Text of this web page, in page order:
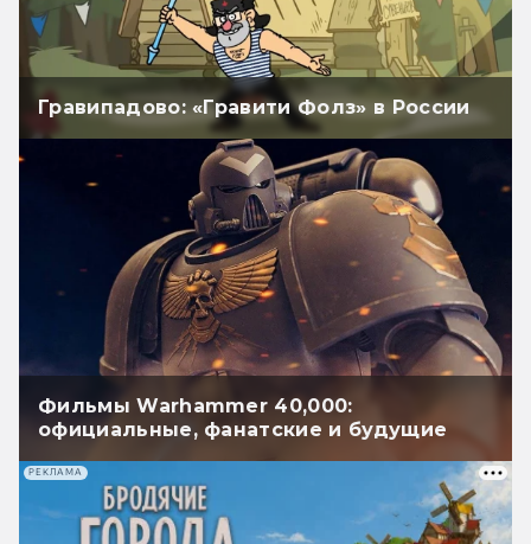
Гравипадово: «Гравити Фолз» в России
Фильмы Warhammer 40,000:
официальные, фанатские и будущие
РЕКЛАМА